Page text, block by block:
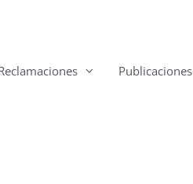
Publicaciones